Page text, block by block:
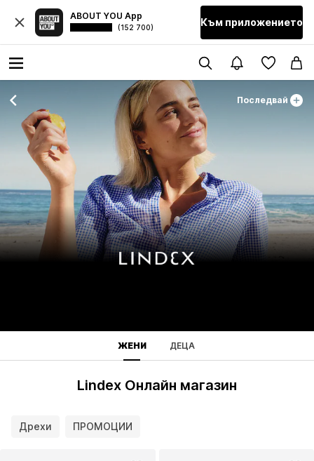
ABOUT YOU App
(152 700) Към приложението
Последвай
ЖЕНИ ДЕЦА
Lindex Онлайн магазин
Дрехи ПРОМОЦИИ